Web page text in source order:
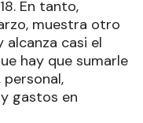
En tanto,
muestra otro
alcanza casi el
hay que sumarle
gastos en